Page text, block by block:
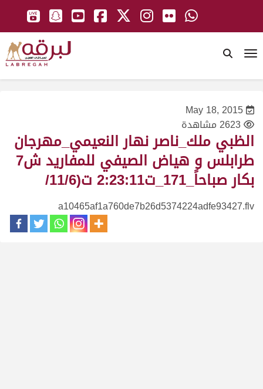
May 18, 2015
2623 مشاهدة
الظبي ملك_ناصر نهار النعيمي_مهرجان
طرابلس و هياض الصيفي للمفاريد ش7
بكار صباحاً_171_ت2:23:11 ت(11/6/
a10465af1a760de7b26d5374224adfe93427.flv